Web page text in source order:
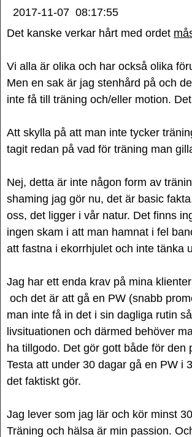
2017-11-07 08:17:55
Det kanske verkar hårt med ordet
Vi alla är olika och har också olika
Men en sak är jag stenhård på och
inte få till träning och/eller motion.
Att skylla på att man inte tycker
tagit redan på vad för träning man
Nej, detta är inte någon form av
shaming jag gör nu, det är basic
oss, det ligger i vår natur. Det finns
ingen skam i att man hamnat i fel
att fastna i ekorrhjulet och inte tänka
Jag har ett enda krav på mina
och det är att gå en PW (snabb
man inte få in det i sin dagliga rutin
livsituationen och därmed behöver
ha tillgodo. Det gör gott både för
Testa att under 30 dagar gå en PW i
det faktiskt gör.
Jag lever som jag lär och kör minst
Träning och hälsa är min passion.